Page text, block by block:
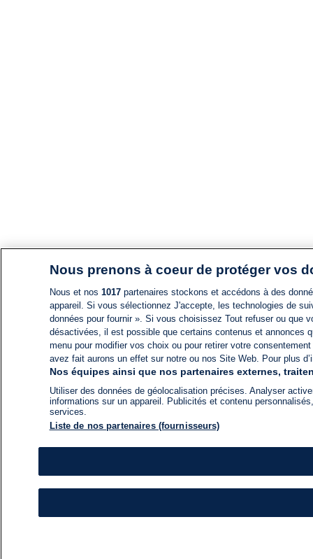
Nous prenons à coeur de protéger vos
Nous et nos 1017partenaires stockons et accédons à des
appareil. Si vous sélectionnez J'accepte, les technologies de
données pour fournir ». Si vous choisissez Tout refuser ou
désactivées, il est possible que certains contenus et annonces
menu pour modifier vos choix ou pour retirer votre
avez fait aurons un effet sur notre ou nos Site Web. Pour plus
Nos équipes ainsi que nos partenaires externes,
Utiliser des données de géolocalisation précises. Analyser
informations sur un appareil. Publicités et contenu
services.
Liste de nos partenaires (fournisseurs)